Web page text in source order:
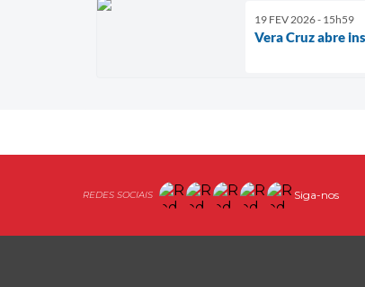
19 FEV 2026 - 15h59
Vera Cruz abre
Siga-nos